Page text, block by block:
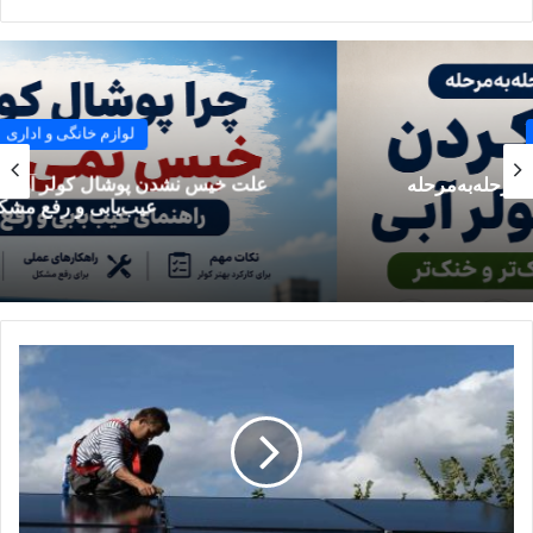
دمای بالای آب هم باعث بالارفتن سرعت رسوب‌گذاری
می‌شود، پس اگر دمای آبگرمکن بالا باشد، املاح سریع‌تر
ته‌نشین می‌شوند.
سرویس‌نکردن طولانی‌مدت آبگرمکن باعث ضخیم‌شدن
رسوبات و انسداد مسیر آب در دستگاه می‌شود.
لوازم خانگی و اداری
علت خیس نشدن پوشال کولر آبی چیست؟ راهنمای
عیب‌یابی و رفع مشکل